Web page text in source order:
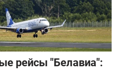
рейсы "Белавиа":